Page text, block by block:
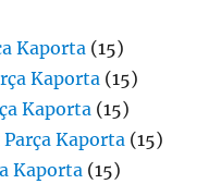
Kaporta (15)
Kaporta (15)
Kaporta (15)
Kaporta (15)
Kaporta (15)